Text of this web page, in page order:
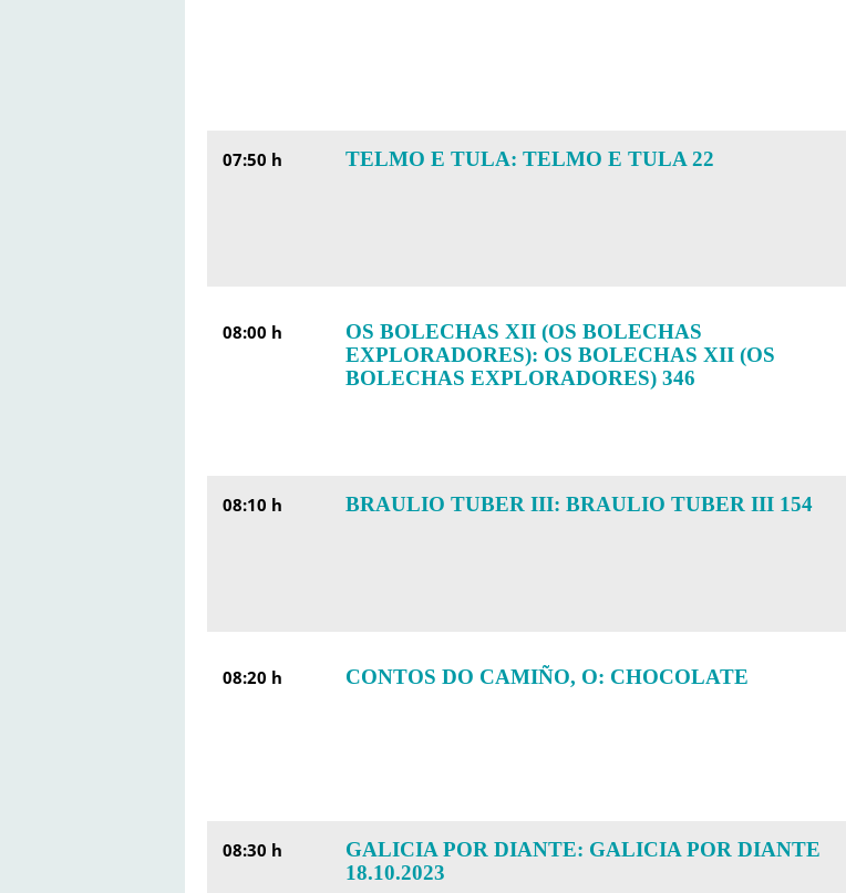
07:50 h TELMO E TULA: TELMO E TULA 22
08:00 h
OS BOLECHAS XII (OS BOLECHAS
EXPLORADORES): OS BOLECHAS XII (OS
BOLECHAS EXPLORADORES) 346
08:10 h BRAULIO TUBER III: BRAULIO TUBER III 154
08:20 h CONTOS DO CAMIÑO, O: CHOCOLATE
08:30 h
GALICIA POR DIANTE: GALICIA POR DIANTE
18.10.2023